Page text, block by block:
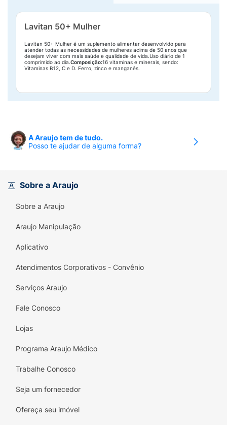
Lavitan 50+ Mulher
Lavitan 50+ Mulher é um suplemento alimentar desenvolvido para
atender todas as necessidades de mulheres acima de 50 anos que
desejam viver com mais saúde e qualidade de vida.Uso diário de 1
comprimido ao dia.Composição:16 vitaminas e minerais, sendo:
Vitaminas B12, C e D. Ferro, zinco e manganês.
A Araujo tem de tudo.
Posso te ajudar de alguma forma?
Sobre a Araujo
Sobre a Araujo
Araujo Manipulação
Aplicativo
Atendimentos Corporativos - Convênio
Serviços Araujo
Fale Conosco
Lojas
Programa Araujo Médico
Trabalhe Conosco
Seja um fornecedor
Ofereça seu imóvel